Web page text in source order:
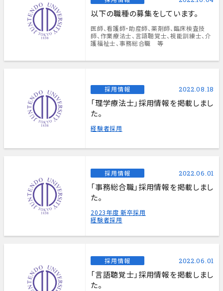
以下の職種の募集をしています。
医師、看護師・助産師、薬剤師、臨床検査技
師、作業療法士、言語聴覚士、視能訓練士、介
護福祉士、事務総合職 等
採用情報 2022.08.18
「理学療法士」採用情報を掲載しまし
た。
経験者採用
採用情報 2022.06.01
「事務総合職」採用情報を掲載しまし
た。
2023年度 新卒採用
経験者採用
採用情報 2022.06.01
「言語聴覚士」採用情報を掲載しまし
た。